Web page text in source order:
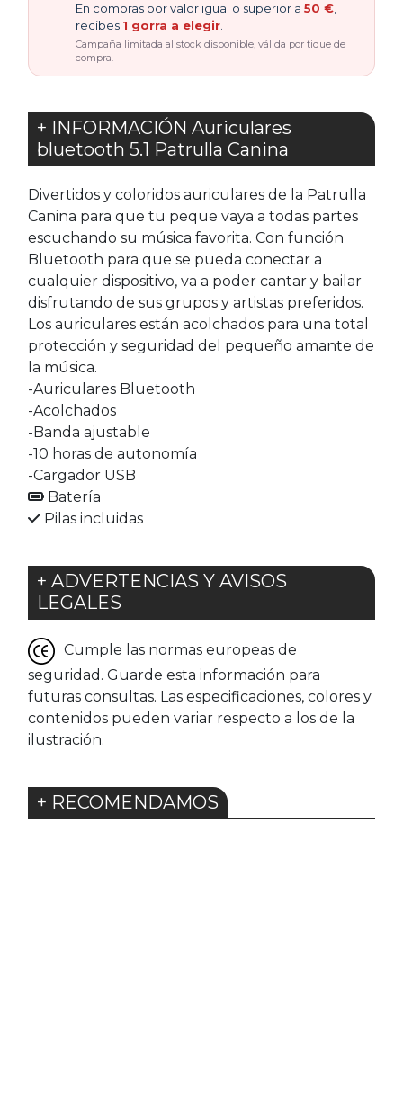
En compras por valor igual o superior a 50 €
recibes 1 gorra a elegir
Campaña limitada al stock disponible, válida por tique de
compra.
+ INFORMACIÓN Auriculares
bluetooth 5.1 Patrulla Canina
Divertidos y coloridos auriculares de la Patrulla
Canina para que tu peque vaya a todas partes
escuchando su música favorita. Con función
Bluetooth para que se pueda conectar a
cualquier dispositivo, va a poder cantar y bailar
disfrutando de sus grupos y artistas preferidos.
Los auriculares están acolchados para una total
protección y seguridad del pequeño amante de
la música.
-Auriculares Bluetooth
-Acolchados
-Banda ajustable
-10 horas de autonomía
-Cargador USB
Batería
Pilas incluidas
+ ADVERTENCIAS Y AVISOS
LEGALES
Cumple las normas europeas de
seguridad. Guarde esta información para
futuras consultas. Las especificaciones, colores y
contenidos pueden variar respecto a los de la
ilustración.
+ RECOMENDAMOS